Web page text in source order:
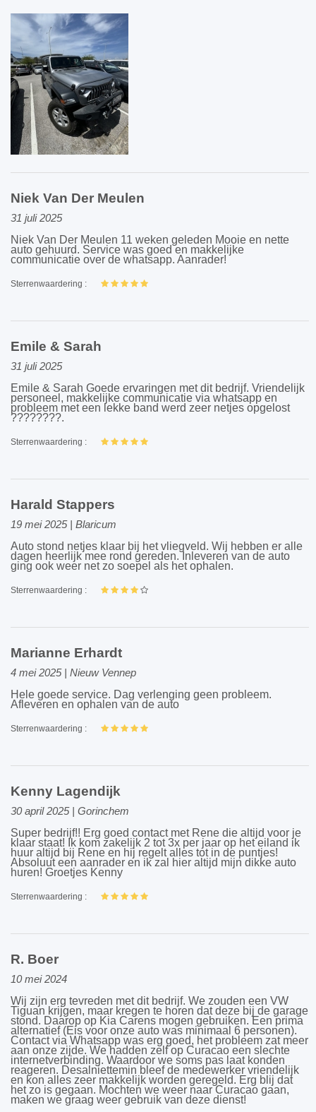
Niek Van Der Meulen
31 juli 2025
Niek Van Der Meulen 11 weken geleden Mooie en nette
auto gehuurd. Service was goed en makkelijke
communicatie over de whatsapp. Aanrader!
Sterrenwaardering :
Emile & Sarah
31 juli 2025
Emile & Sarah Goede ervaringen met dit bedrijf. Vriendelijk
personeel, makkelijke communicatie via whatsapp en
probleem met een lekke band werd zeer netjes opgelost
????????.
Sterrenwaardering :
Harald Stappers
19 mei 2025 | Blaricum
Auto stond netjes klaar bij het vliegveld. Wij hebben er alle
dagen heerlijk mee rond gereden. Inleveren van de auto
ging ook weer net zo soepel als het ophalen.
Sterrenwaardering :
Marianne Erhardt
4 mei 2025 | Nieuw Vennep
Hele goede service. Dag verlenging geen probleem.
Afleveren en ophalen van de auto
Sterrenwaardering :
Kenny Lagendijk
30 april 2025 | Gorinchem
Super bedrijf!! Erg goed contact met Rene die altijd voor je
klaar staat! Ik kom zakelijk 2 tot 3x per jaar op het eiland ik
huur altijd bij Rene en hij regelt alles tot in de puntjes!
Absoluut een aanrader en ik zal hier altijd mijn dikke auto
huren! Groetjes Kenny
Sterrenwaardering :
R. Boer
10 mei 2024
Wij zijn erg tevreden met dit bedrijf. We zouden een VW
Tiguan krijgen, maar kregen te horen dat deze bij de garage
stond. Daarop op Kia Carens mogen gebruiken. Een prima
alternatief (Eis voor onze auto was minimaal 6 personen).
Contact via Whatsapp was erg goed, het probleem zat meer
aan onze zijde. We hadden zelf op Curacao een slechte
internetverbinding. Waardoor we soms pas laat konden
reageren. Desalniettemin bleef de medewerker vriendelijk
en kon alles zeer makkelijk worden geregeld. Erg blij dat
het zo is gegaan. Mochten we weer naar Curacao gaan,
maken we graag weer gebruik van deze dienst!